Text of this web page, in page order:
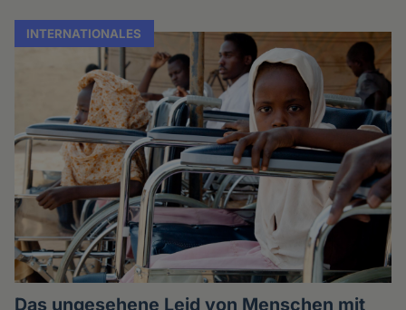
INTERNATIONALES
Das ungesehene Leid von Menschen mit